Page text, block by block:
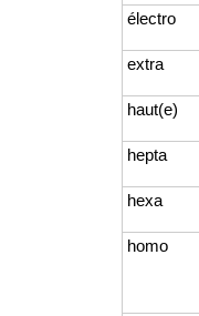
électro
extra
haut(e)
hepta
hexa
homo